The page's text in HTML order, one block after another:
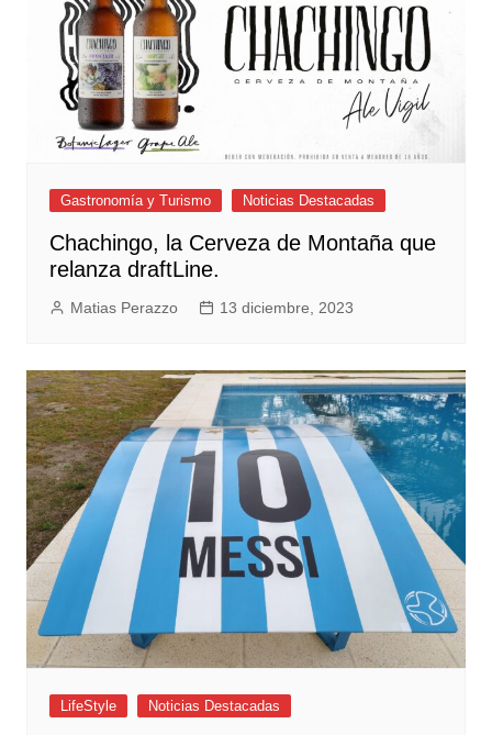
Gastronomía y Turismo Noticias Destacadas
Chachingo, la Cerveza de Montaña que
relanza draftLine.
Matias Perazzo 13 diciembre, 2023
LifeStyle Noticias Destacadas